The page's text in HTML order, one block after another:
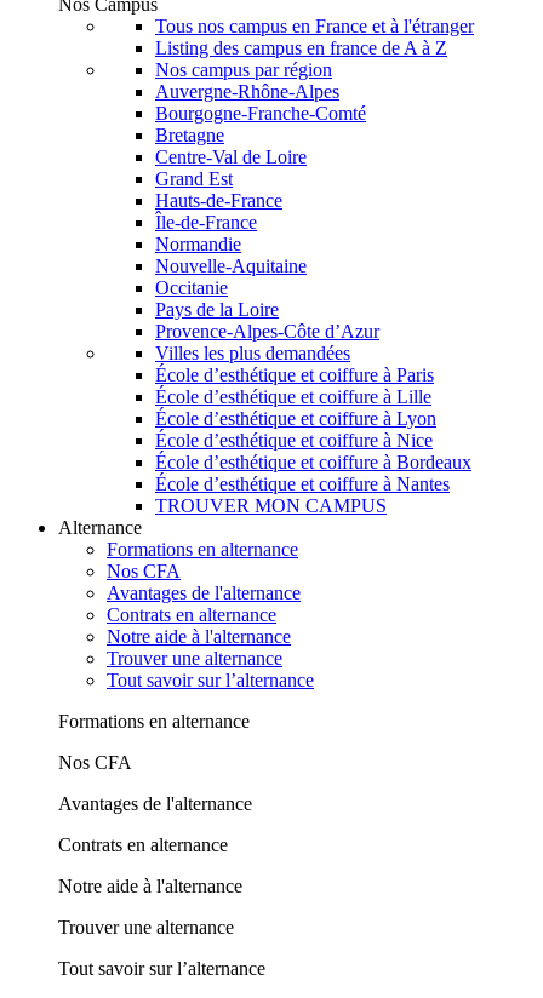
Nos Campus
Tous nos campus en France et à l'étranger
Listing des campus en france de A à Z
Nos campus par région
Auvergne-Rhône-Alpes
Bourgogne-Franche-Comté
Bretagne
Centre-Val de Loire
Grand Est
Hauts-de-France
Île-de-France
Normandie
Nouvelle-Aquitaine
Occitanie
Pays de la Loire
Provence-Alpes-Côte d’Azur
Villes les plus demandées
École d’esthétique et coiffure à Paris
École d’esthétique et coiffure à Lille
École d’esthétique et coiffure à Lyon
École d’esthétique et coiffure à Nice
École d’esthétique et coiffure à Bordeaux
École d’esthétique et coiffure à Nantes
TROUVER MON CAMPUS
Alternance
Formations en alternance
Nos CFA
Avantages de l'alternance
Contrats en alternance
Notre aide à l'alternance
Trouver une alternance
Tout savoir sur l’alternance
Formations en alternance
Nos CFA
Avantages de l'alternance
Contrats en alternance
Notre aide à l'alternance
Trouver une alternance
Tout savoir sur l’alternance